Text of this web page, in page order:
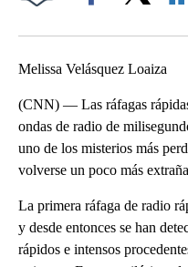
Melissa Velásquez Loaiza
(CNN) — Las ráfagas
ondas de radio de
uno de los misterios más
volverse un poco más
La primera ráfaga de radio
y desde entonces se han
rápidos e intensos